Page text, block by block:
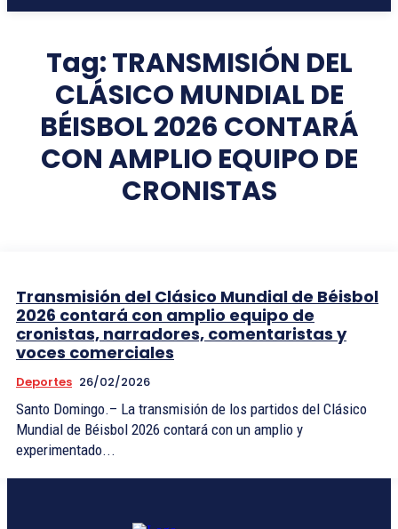
Tag:TRANSMISIÓN DEL
CLÁSICO MUNDIAL DE
BÉISBOL 2026 CONTARÁ
CON AMPLIO EQUIPO DE
CRONISTAS
Transmisión del Clásico Mundial de Béisbol
2026 contará con amplio equipo de
cronistas, narradores, comentaristas y
voces comerciales
Deportes 26/02/2026
Santo Domingo.– La transmisión de los partidos del Clásico
Mundial de Béisbol 2026 contará con un amplio y
experimentado...